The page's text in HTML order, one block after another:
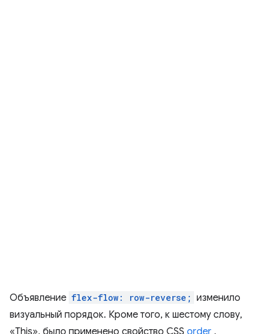
Объявление flex-flow: row-reverse; изменило
визуальный порядок. Кроме того, к шестому слову,
«This», было применено свойство CSS order ,